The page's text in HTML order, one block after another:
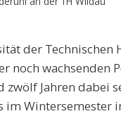
der Technischen
noch wachsenden
zwölf Jahren dabei
im